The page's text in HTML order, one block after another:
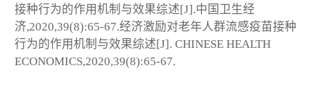
接种行为的作用机制与效果综述[J].中国卫生经
济,2020,39(8):65-67.经济激励对老年人群流感疫苗接种
行为的作用机制与效果综述[J]. CHINESE HEALTH
ECONOMICS,2020,39(8):65-67.